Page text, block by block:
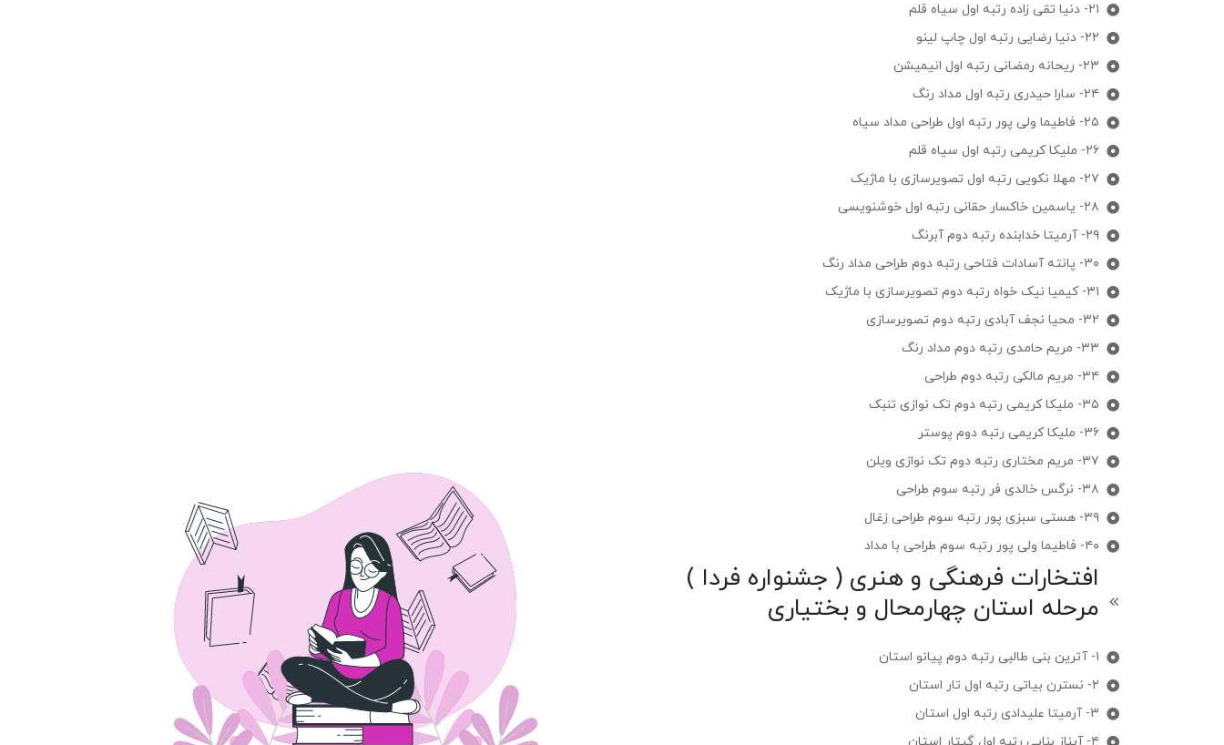
۲۱- دنیا تقی زاده رتبه اول سیاه قلم
۲۲- دنیا رضایی رتبه اول چاپ لینو
۲۳- ریحانه رمضانی رتبه اول انیمیشن
۲۴- سارا حیدری رتبه اول مداد رنگ
۲۵- فاطیما ولی پور رتبه اول طراحی مداد سیاه
۲۶- ملیکا کریمی رتبه اول سیاه قلم
۲۷- مهلا نکویی رتبه اول تصویرسازی با ماژیک
۲۸- یاسمین خاکسار حقانی رتبه اول خوشنویسی
۲۹- آرمیتا خدابنده رتبه دوم آبرنگ
۳۰- پانته آسادات فتاحی رتبه دوم طراحی مداد رنگ
۳۱- کیمیا نیک خواه رتبه دوم تصویرسازی با ماژیک
۳۲- محیا نجف آبادی رتبه دوم تصویرسازی
۳۳- مریم حامدی رتبه دوم مداد رنگ
۳۴- مریم مالکی رتبه دوم طراحی
۳۵- ملیکا کریمی رتبه دوم تک نوازی تنبک
۳۶- ملیکا کریمی رتبه دوم پوستر
۳۷- مریم مختاری رتبه دوم تک نوازی ویلن
۳۸- نرگس خالدی فر رتبه سوم طراحی
۳۹- هستی سبزی پور رتبه سوم طراحی زغال
۴۰- فاطیما ولی پور رتبه سوم طراحی با مداد
افتخارات فرهنگی و هنری ( جشنواره فردا )
مرحله استان چهارمحال و بختیاری
۱- آترین بنی طالبی رتبه دوم پیانو استان
۲- نسترن بیاتی رتبه اول تار استان
۳- آرمیتا علیدادی رتبه اول استان